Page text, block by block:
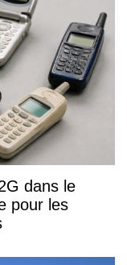
dans le
pour les